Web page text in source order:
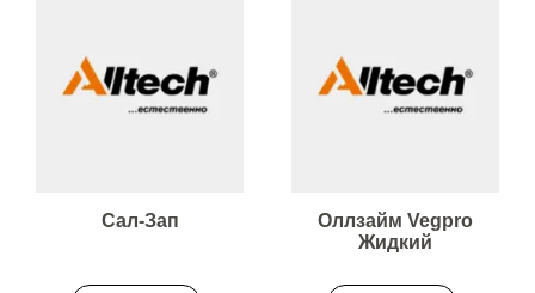
Сал-Зап
Оллзайм Vegpro
Жидкий